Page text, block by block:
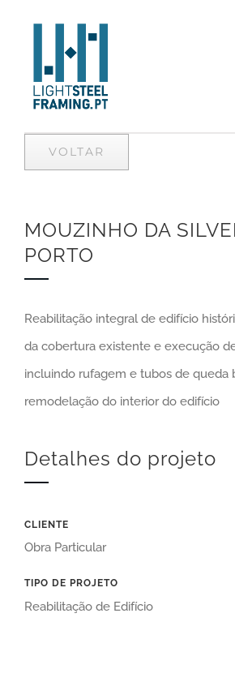
VOLTAR
MOUZINHO DA
PORTO
Reabilitação integral de edifício
da cobertura existente e execução
incluindo rufagem e tubos de queda
remodelação do interior do edifício
Detalhes do projeto
CLIENTE
Obra Particular
TIPO DE PROJETO
Reabilitação de Edifício